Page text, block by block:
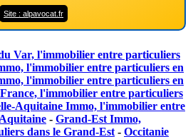
Site : alpavocat.fr
Var, l'immobilier entre particuliers
l'immobilier entre particuliers en
l'immobilier entre particuliers en
l'immobilier entre particuliers
Aquitaine Immo, l'immobilier entre
- Grand-Est Immo,
dans le Grand-Est - Occitanie